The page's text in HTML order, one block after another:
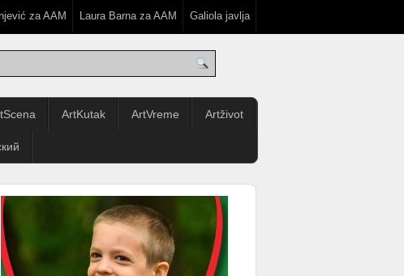
za AAM Laura Barna za AAM Galiola javlja
ArtKutak ArtVreme Artživot